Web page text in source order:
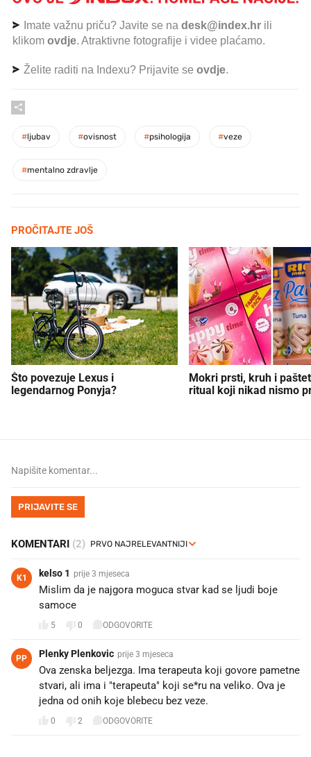
Imate važnu priču? Javite se na desk@index.hr ili
klikom ovdje. Atraktivne fotografije i videe plaćamo.
Želite raditi na Indexu? Prijavite se ovdje.
#ljubav #ovisnost #psihologija #veze
#mentalno zdravlje
PROČITAJTE JOŠ
Što povezuje Lexus i
legendarnog Ponyja?
Mokri prsti, kruh i
ritual koji nikad nismo
PRIJAVITE SE
KOMENTARI (2)
K1 kelso 1 prije 3 mjeseca
Mislim da je najgora moguca stvar kad se ljudi boje
samoce
5 0 ODGOVORITE
PP Plenky Plenkovic prije 3 mjeseca
Ova zenska beljezga. Ima terapeuta koji govore pametne
stvari, ali ima i "terapeuta" koji se*ru na veliko. Ova je
jedna od onih koje blebecu bez veze.
0 2 ODGOVORITE